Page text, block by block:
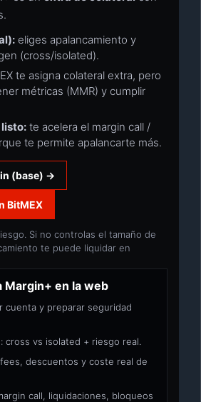
eliges apalancamiento y
(cross/isolated).
te asigna colateral extra, pero
métricas (MMR) y cumplir
listo: te acelera el margin call /
te permite apalancarte más.
(base) →
BitMEX
Si no controlas el tamaño de
te puede liquidar en
Margin+ en la web
cuenta y preparar seguridad
cross vs isolated + riesgo real.
descuentos y coste real de
call, liquidaciones, bloqueos